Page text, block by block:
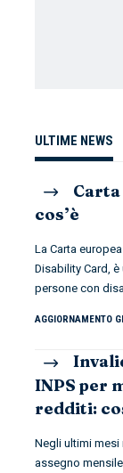
ULTIME NEWS
cos’è
La Carta
Disability Card,
persone con
AGGIORNAMENTO
INPS per
redditi:
Negli ultimi
assegno